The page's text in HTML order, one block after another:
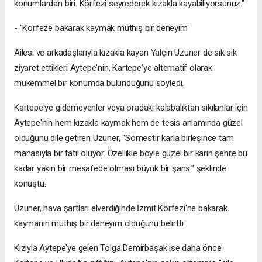
konumlardan biri. Körfezi seyrederek kızakla kayabiliyorsunuz."
- "Körfeze bakarak kaymak müthiş bir deneyim"
Ailesi ve arkadaşlarıyla kızakla kayan Yalçın Uzuner de sık sık
ziyaret ettikleri Aytepe'nin, Kartepe'ye alternatif olarak
mükemmel bir konumda bulunduğunu söyledi.
Kartepe'ye gidemeyenler veya oradaki kalabalıktan sıkılanlar için
Aytepe'nin hem kızakla kaymak hem de tesis anlamında güzel
olduğunu dile getiren Uzuner, "Sömestir karla birleşince tam
manasıyla bir tatil oluyor. Özellikle böyle güzel bir karın şehre bu
kadar yakın bir mesafede olması büyük bir şans." şeklinde
konuştu.
Uzuner, hava şartları elverdiğinde İzmit Körfezi'ne bakarak
kaymanın müthiş bir deneyim olduğunu belirtti.
Kızıyla Aytepe'ye gelen Tolga Demirbaşak ise daha önce